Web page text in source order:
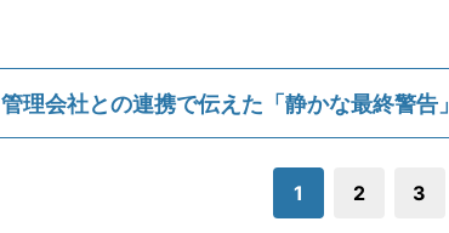
管理会社との連携で伝えた「静かな最終警告」
1 2 3